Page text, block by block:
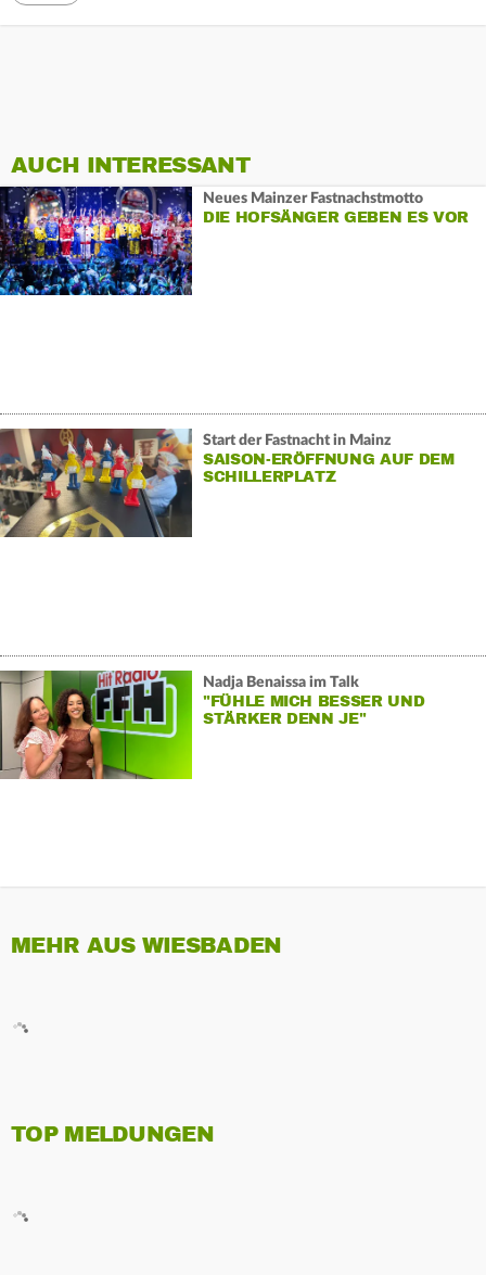
AUCH INTERESSANT
Neues Mainzer Fastnachstmotto
DIE HOFSÄNGER GEBEN ES VOR
Start der Fastnacht in Mainz
SAISON-ERÖFFNUNG AUF DEM
SCHILLERPLATZ
Nadja Benaissa im Talk
"FÜHLE MICH BESSER UND
STÄRKER DENN JE"
MEHR AUS WIESBADEN
TOP MELDUNGEN